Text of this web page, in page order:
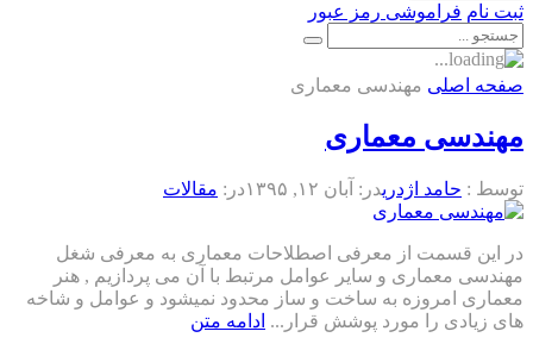
ثبت نام فراموشی رمز عبور
صفحه اصلی مهندسی معماری
مهندسی معماری
توسط : حامد اژدریدر: آبان ۱۲, ۱۳۹۵ در: مقالات
در این قسمت از معرفی اصطلاحات معماری به معرفی شغل
مهندسی معماری و سایر عوامل مرتبط با آن می پردازیم , هنر
معماری امروزه به ساخت و ساز محدود نمیشود و عوامل و شاخه
های زیادی را مورد پوشش قرار... ادامه متن